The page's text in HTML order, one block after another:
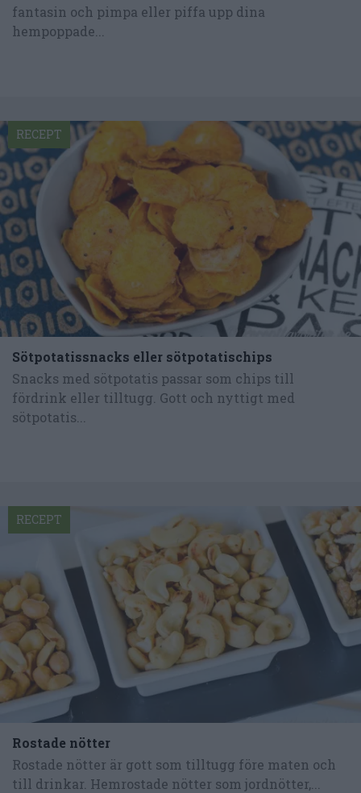
fantasin och pimpa eller piffa upp dina
hempoppade...
Sötpotatissnacks eller sötpotatischips
Snacks med sötpotatis passar som chips till
fördrink eller tilltugg. Gott och nyttigt med
sötpotatis...
RECEPT
Rostade nötter
Rostade nötter är gott som tilltugg före maten och
till drinkar. Hemrostade nötter som jordnötter,...
RECEPT